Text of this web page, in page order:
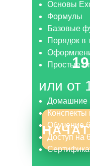
Основы
Формулы
Базовые
Порядок в
Простые
Домашние
Конспекты
Обучение
Доступ на
или от